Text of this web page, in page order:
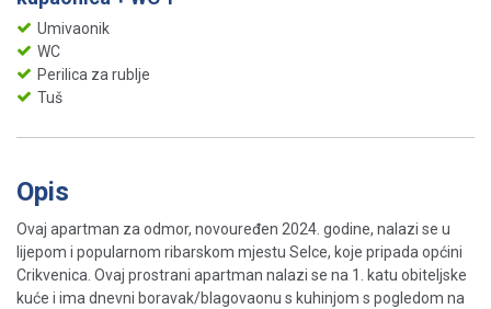
Umivaonik
WC
Perilica za rublje
Tuš
Opis
Ovaj apartman za odmor, novouređen 2024. godine, nalazi se u
lijepom i popularnom ribarskom mjestu Selce, koje pripada općini
Crikvenica. Ovaj prostrani apartman nalazi se na 1. katu obiteljske
kuće i ima dnevni boravak/blagovaonu s kuhinjom s pogledom na